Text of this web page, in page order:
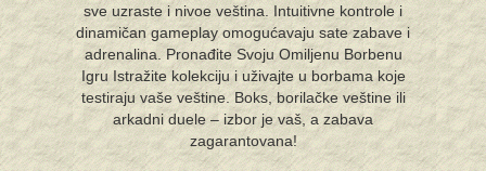
sve uzraste i nivoe veština. Intuitivne kontrole i
dinamičan gameplay omogućavaju sate zabave i
adrenalina. Pronađite Svoju Omiljenu Borbenu
Igru Istražite kolekciju i uživajte u borbama koje
testiraju vaše veštine. Boks, borilačke veštine ili
arkadni duele – izbor je vaš, a zabava
zagarantovana!